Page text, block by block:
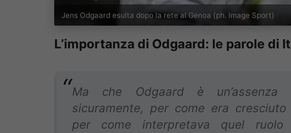
Jens Odgaard esulta dopo la rete al Genoa (ph. Image Sport)
L’importanza di Odgaard: le parole di
Ma che Odgaard è un’assenza
sicuramente, per come era cresciuto
per come interpretava quel